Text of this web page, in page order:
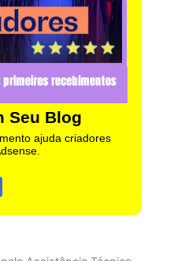
Seu Blog
ajuda criadores